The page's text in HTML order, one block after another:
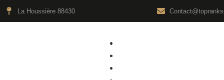
La Houssière 88430